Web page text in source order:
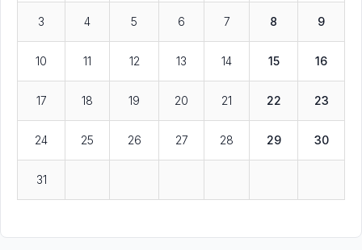
3 4 5 6 7 8 9
10 11 12 13 14 15 16
17 18 19 20 21 22 23
24 25 26 27 28 29 30
31